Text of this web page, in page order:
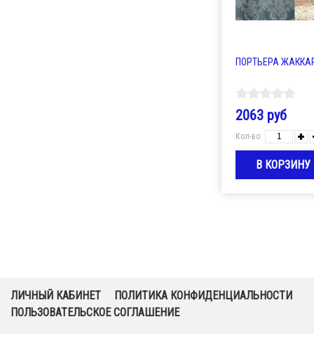
ПОРТЬЕРА
2063 руб
Кол-во:
ЛИЧНЫЙ КАБИНЕТ
ПОЛИТИКА КОНФИДЕНЦИАЛЬНОСТИ
ПОЛЬЗОВАТЕЛЬСКОЕ СОГЛАШЕНИЕ